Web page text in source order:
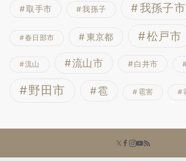
取手市 我孫子 我孫子市
春日部市 東京都 松戸市
流山 流山市 白井市
野田市 雹 雹害